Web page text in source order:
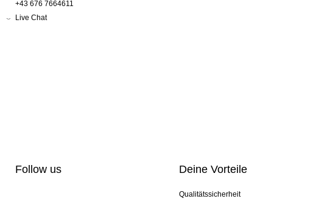
+43 676 7664611
Live Chat
Follow us Deine Vorteile
Qualitätssicherheit